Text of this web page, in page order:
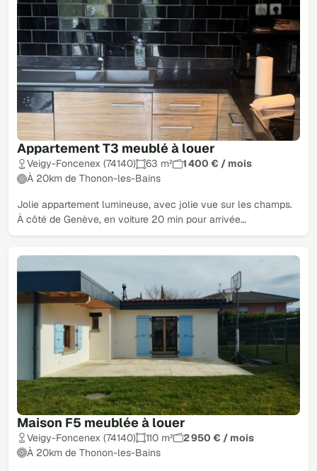
Appartement T3 meublé à louer
Veigy-Foncenex (74140) 63 m²
1 400 € / mois
À 20km de Thonon-les-Bains
Jolie appartement lumineuse, avec jolie vue sur les champs.
À côté de Genève, en voiture 20 min pour arrivée…
Maison F5 meublée à louer
Veigy-Foncenex (74140) 110 m²
2 950 € / mois
À 20km de Thonon-les-Bains